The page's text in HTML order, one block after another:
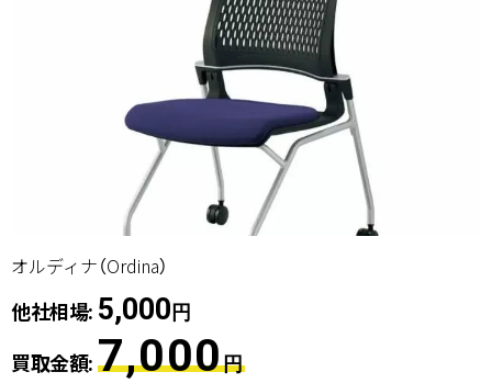
オルディナ（Ordina）
他社相場: 5,000円
買取金額:7,000円